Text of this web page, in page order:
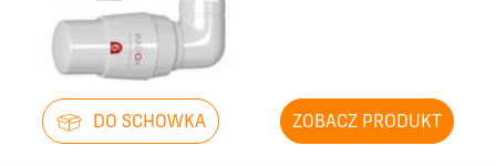
DO SCHOWKA ZOBACZ PRODUKT